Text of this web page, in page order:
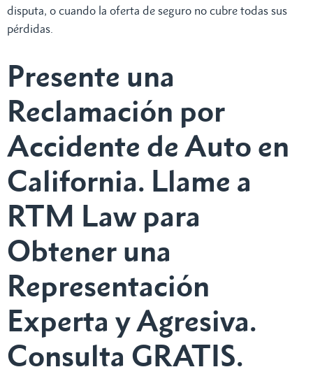
disputa, o cuando la oferta de seguro no cubre todas sus
pérdidas.
Presente una
Reclamación por
Accidente de Auto en
California. Llame a
RTM Law para
Obtener una
Representación
Experta y Agresiva.
Consulta GRATIS.